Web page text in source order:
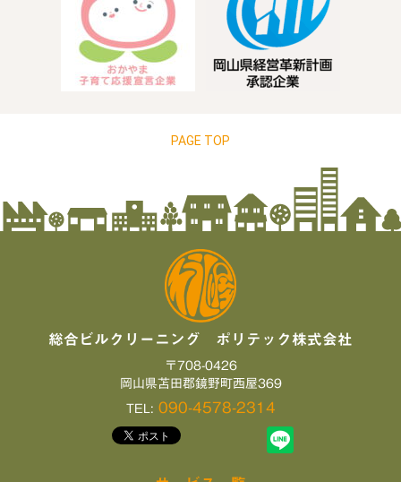
PAGE TOP
総合ビルクリーニング ポリテック株式会社
〒708-0426
岡山県苫田郡鏡野町西屋369
TEL: 090-4578-2314